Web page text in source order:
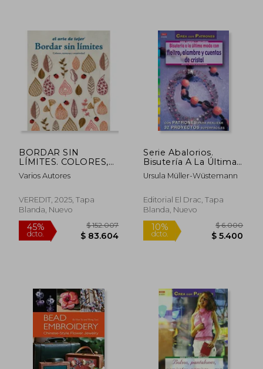
45%
dcto.
$ 187.741
$ 103.257
10%
dcto.
BORDAR SIN
LÍMITES. COLORES,
TEXTURAS Y
CREATIVIDAD
Varios Autores
VEREDIT, 2025, Tapa
Blanda, Nuevo
Serie Abalorios.
Bisutería A La Última
Moda Con Fieltro,
Alambre Y Cuentas
25 (Serie Cuentas Y
Abalorios)
Ursula Müller-Wüstemann
Editorial El Drac, Tapa
Blanda, Nuevo